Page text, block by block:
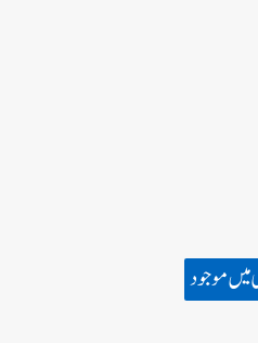
میں موجود